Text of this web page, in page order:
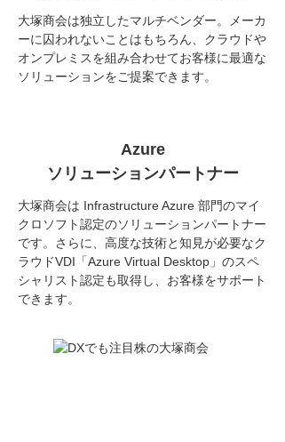
大塚商会は独立したマルチベンダー。メーカ
ーに囚われないことはもちろん、クラウドや
オンプレミスを組み合わせてお客様に最適な
ソリューションをご提案できます。
Azure
ソリューションパートナー
大塚商会は Infrastructure Azure 部門のマイ
クロソフト認定のソリューションパートナー
です。さらに、高度な技術と知見が必要なク
ラウドVDI「Azure Virtual Desktop」のスペ
シャリスト認定も取得し、お客様をサポート
できます。